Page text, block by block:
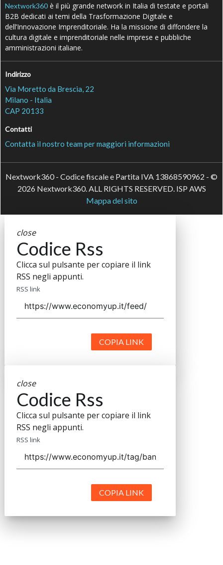
Nextwork360 è il più grande network in Italia di testate e portali
B2B dedicati ai temi della Trasformazione Digitale e
dell’Innovazione Imprenditoriale. Ha la missione di diffondere la
cultura digitale e imprenditoriale nelle imprese e pubbliche
amministrazioni italiane.
Indirizzo
Via Moretto da Brescia, 22
Milano - Italia
CAP 20133
Contatti
Contatta il nostro team per maggiori informazioni
Nextwork360 - Codice fiscale e Partita IVA 13868590962 - ©
2026 Nextwork360. ALL RIGHTS RESERVED. ISP AWS
Mappa del sito
close
Codice Rss
Clicca sul pulsante per copiare il link
RSS negli appunti.
RSS link
COPIA LINK
close
Codice Rss
Clicca sul pulsante per copiare il link
RSS negli appunti.
RSS link
COPIA LINK